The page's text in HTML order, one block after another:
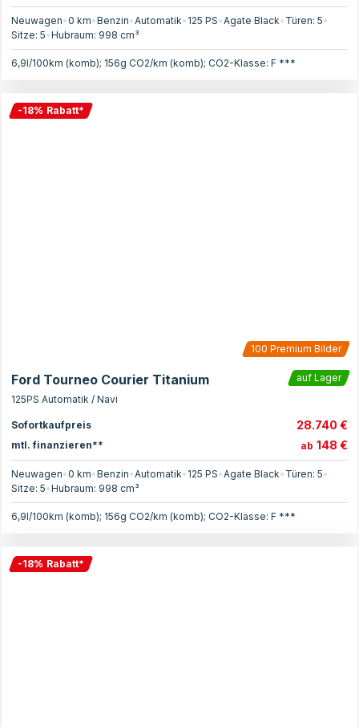
Neuwagen•0 km•Benzin•Automatik• 125 PS•Agate Black• Türen: 5•
Sitze: 5•Hubraum: 998 cm³
6,9l/100km (komb); 156g CO2/km (komb); CO2-Klasse: F ***
-18% Rabatt*
100 Premium Bilder
Ford Tourneo Courier Titanium
auf Lager
125PS Automatik / Navi
Sofortkaufpreis 28.740 €
mtl. finanzieren** ab 148 €
Neuwagen•0 km•Benzin•Automatik• 125 PS•Agate Black• Türen: 5•
Sitze: 5•Hubraum: 998 cm³
6,9l/100km (komb); 156g CO2/km (komb); CO2-Klasse: F ***
-18% Rabatt*